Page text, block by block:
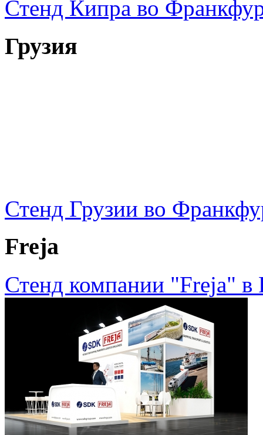
Стенд Кипра во
Грузия
Стенд Грузии во
Freja
Стенд компании "Freja" в